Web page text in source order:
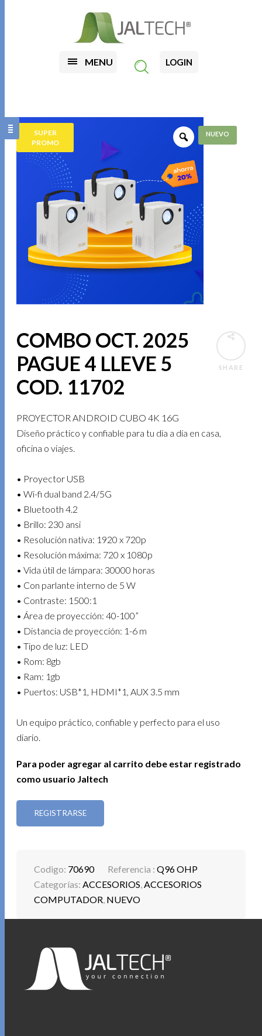
MENU LOGIN
SUPER
PROMO
SHARE
COMBO OCT. 2025
PAGUE 4 LLEVE 5
COD. 11702
PROYECTOR ANDROID CUBO 4K 16G
Diseño práctico y confiable para tu día a día en casa,
oficina o viajes.
• Proyector USB
• Wi-fi dual band 2.4/5G
• Bluetooth 4.2
• Brillo: 230 ansi
• Resolución nativa: 1920 x 720p
• Resolución máxima: 720 x 1080p
• Vida útil de lámpara: 30000 horas
• Con parlante interno de 5 W
• Contraste: 1500:1
• Área de proyección: 40-100”
• Distancia de proyección: 1-6 m
• Tipo de luz: LED
• Rom: 8gb
• Ram: 1gb
• Puertos: USB*1, HDMI*1, AUX 3.5 mm
Un equipo práctico, confiable y perfecto para el uso
diario.
Para poder agregar al carrito debe estar registrado
como usuario Jaltech
REGISTRARSE
Codigo: 70690 Referencia :Q96 OHP
Categorías: ACCESORIOS ACCESORIOS
COMPUTADOR NUEVO